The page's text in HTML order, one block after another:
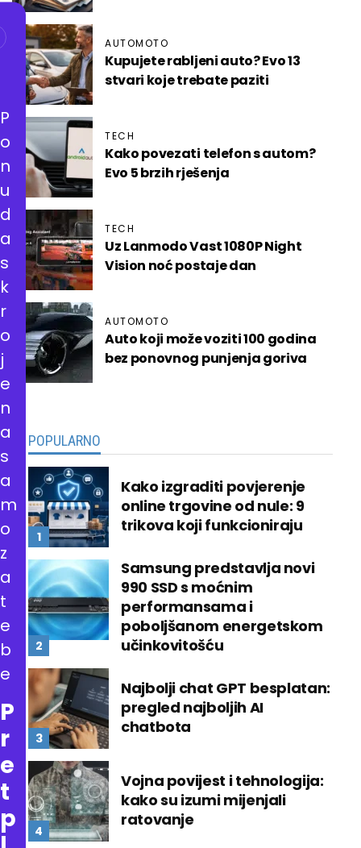
AUTOMOTO
Kupujete rabljeni auto? Evo 13
stvari koje trebate paziti
TECH
Kako povezati telefon s autom?
Evo 5 brzih rješenja
TECH
Uz Lanmodo Vast 1080P Night
Vision noć postaje dan
AUTOMOTO
Auto koji može voziti 100 godina
bez ponovnog punjenja goriva
POPULARNO
Kako izgraditi povjerenje
online trgovine od nule: 9
trikova koji funkcioniraju
Samsung predstavlja novi
990 SSD s moćnim
performansama i
poboljšanom energetskom
učinkovitošću
Najbolji chat GPT besplatan:
pregled najboljih AI
chatbota
Vojna povijest i tehnologija:
kako su izumi mijenjali
ratovanje
P
o
n
u
d
a
s
k
r
o
j
e
n
a
s
a
m
o
z
a
t
e
b
e
P
r
e
t
p